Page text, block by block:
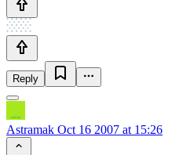
Reply
Astramak Oct 16 2007 at 15:26